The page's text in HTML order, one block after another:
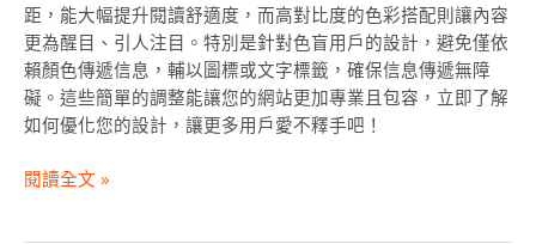
距，能大幅提升閱讀舒適度，而高對比度的色彩搭配則讓內容
更為醒目、引人注目。特別是針對色盲用戶的設計，避免僅依
賴顏色傳遞信息，輔以圖標或文字標籤，確保信息傳遞無障
礙。這些簡單的調整能讓您的網站更加專業且包容，立即了解
如何優化您的設計，讓更多用戶愛不釋手吧！
閱讀全文 »